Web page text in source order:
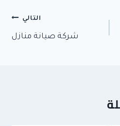
التالي
شركة صيانة منازل